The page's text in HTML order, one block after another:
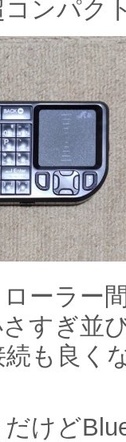
ンパク
ーラー
すぎ並
も良く
けど